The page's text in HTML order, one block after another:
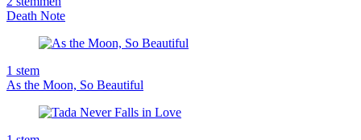
Death Note
1 stem
As the Moon, So Beautiful